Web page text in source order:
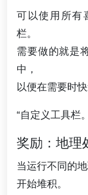
可以使用所有
栏。
需要做的就是
中，
以便在需要时快
“自定义工具栏
奖励：地理
当运行不同的
开始堆积。